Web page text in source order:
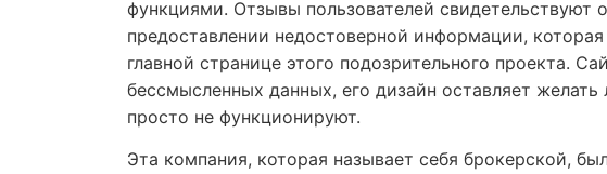
функциями. Отзывы пользователей свидетельствуют
предоставлении недостоверной информации,
главной странице этого подозрительного проекта.
бессмысленных данных, его дизайн оставляет
просто не функционируют.
Эта компания, которая называет себя брокерской,